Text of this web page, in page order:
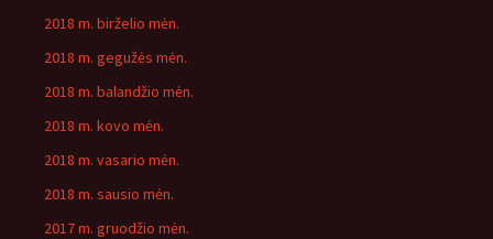
2018 m. birželio mėn.
2018 m. gegužės mėn.
2018 m. balandžio mėn.
2018 m. kovo mėn.
2018 m. vasario mėn.
2018 m. sausio mėn.
2017 m. gruodžio mėn.